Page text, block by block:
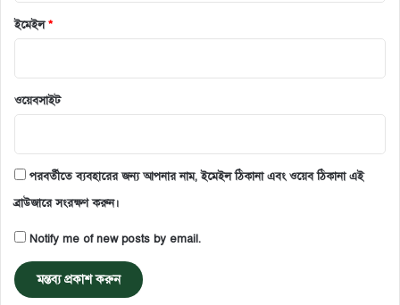
ইমেইল*
ওয়েবসাইট
পরবর্তীতে ব্যবহারের জন্য আপনার নাম, ইমেইল ঠিকানা এবং ওয়েব ঠিকানা এই
ব্রাউজারে সংরক্ষণ করুন।
Notify me of new posts by email.